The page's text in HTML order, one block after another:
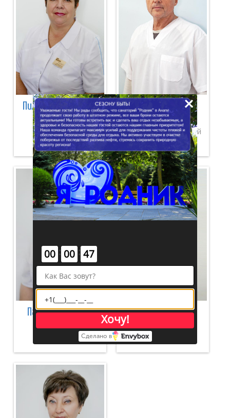
Пилипенко Любовь
Павловна
Врач терапевт,
кардиолог
Лякишев Василий
Николаевич
Врач Ультразвуковой
диагностики
Палтусов Сергей
Врач-хирург
Кращенко Олеся
Зубной врач
×
00 : 00 : 46
Хочу!
Сделано в